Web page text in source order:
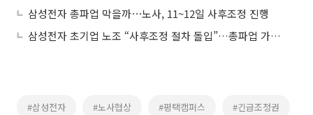
삼성전자 총파업 막을까⋯노사, 11~12일 사후조정 진행
삼성전자 초기업 노조 “사후조정 절차 돌입”…총파업 가능성도 여전
#삼성전자 #노사협상 #평택캠퍼스 #긴급조정권